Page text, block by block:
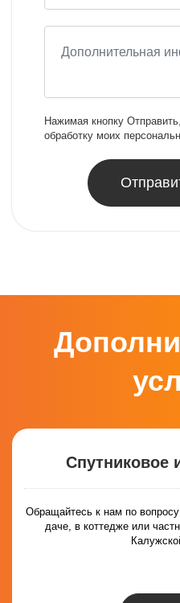
Нажимая кнопку
обработку моих
Спутниковое
Обращайтесь к нам по
даче, в коттедже или